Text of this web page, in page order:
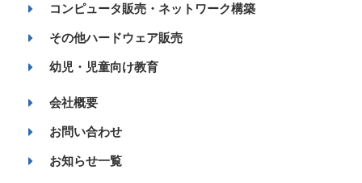
コンピュータ販売・ネットワーク構築
その他ハードウェア販売
幼児・児童向け教育
会社概要
お問い合わせ
お知らせ一覧